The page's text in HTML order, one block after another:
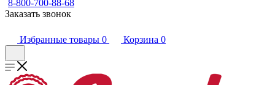
8-800-700-88-68
Заказать звонок
Избранные товары 0 Корзина 0